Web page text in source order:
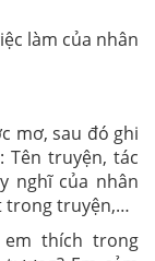
làm của nhân
mơ, sau đó ghi
Tên truyện, tác
nghĩ của nhân
trong truyện,…
thích trong